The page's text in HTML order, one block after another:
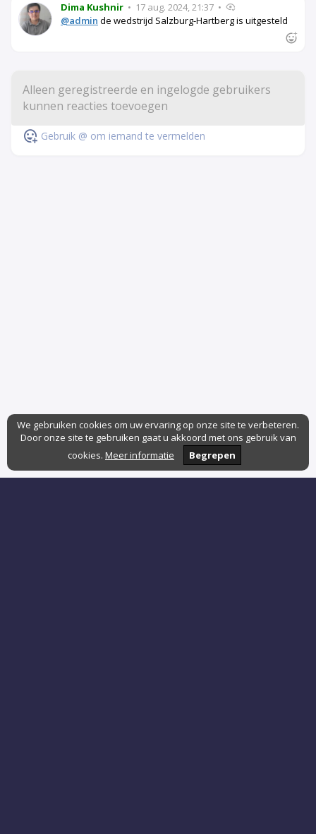
Dima Kushnir • 17 aug. 2024, 21:37 •
@admin de wedstrijd Salzburg-Hartberg is uitgesteld
Gebruik @ om iemand te vermelden
We gebruiken cookies om uw ervaring op onze site te verbeteren.
Door onze site te gebruiken gaat u akkoord met ons gebruik van
cookies. Meer informatie Begrepen